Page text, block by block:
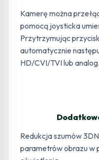
Kamerę można
pomocą joysticka
Przytrzymując
automatycznie
HD/CVI/TVI lub analog.
Redukcja szumów
parametrów obrazu w